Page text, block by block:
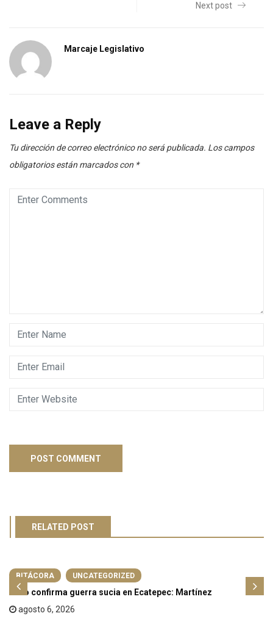
Next post
Marcaje Legislativo
Leave a Reply
Tu dirección de correo electrónico no será publicada. Los campos
obligatorios están marcados con *
RELATED POST
BITÁCORA UNCATEGORIZED
Fallo confirma guerra sucia en Ecatepec: Martínez
agosto 6, 2026